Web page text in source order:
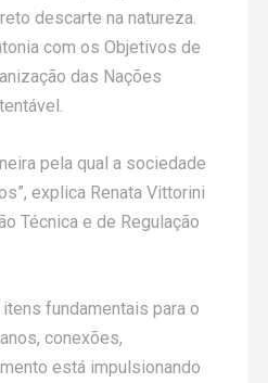
descarte na natureza.
com os Objetivos de
das Nações
pela qual a sociedade
explica Renata Vittorini
Técnica e de Regulação
fundamentais para o
conexões,
está impulsionando